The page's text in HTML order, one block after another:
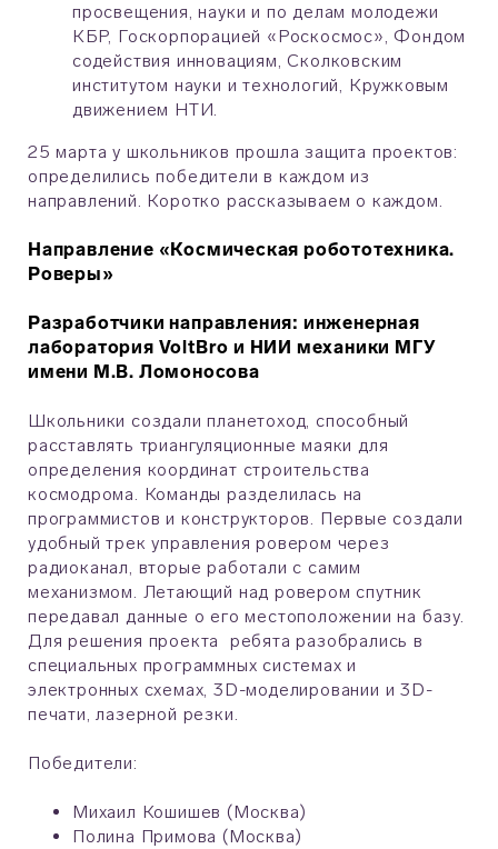
просвещения, науки и по делам молодежи
КБР, Госкорпорацией «Роскосмос», Фондом
содействия инновациям, Сколковским
институтом науки и технологий, Кружковым
движением НТИ.
25 марта у школьников прошла защита проектов:
определились победители в каждом из
направлений. Коротко рассказываем о каждом.
Направление «Космическая робототехника.
Роверы»
Разработчики направления: инженерная
лаборатория VoltBro и НИИ механики МГУ
имени М.В. Ломоносова
Школьники создали планетоход, способный
расставлять триангуляционные маяки для
определения координат строительства
космодрома. Команды разделилась на
программистов и конструкторов. Первые создали
удобный трек управления ровером через
радиоканал, вторые работали с самим
механизмом. Летающий над ровером спутник
передавал данные о его местоположении на базу.
Для решения проекта ребята разобрались в
специальных программных системах и
электронных схемах, 3D-моделировании и 3D-
печати, лазерной резки.
Победители:
Михаил Кошишев (Москва)
Полина Примова (Москва)